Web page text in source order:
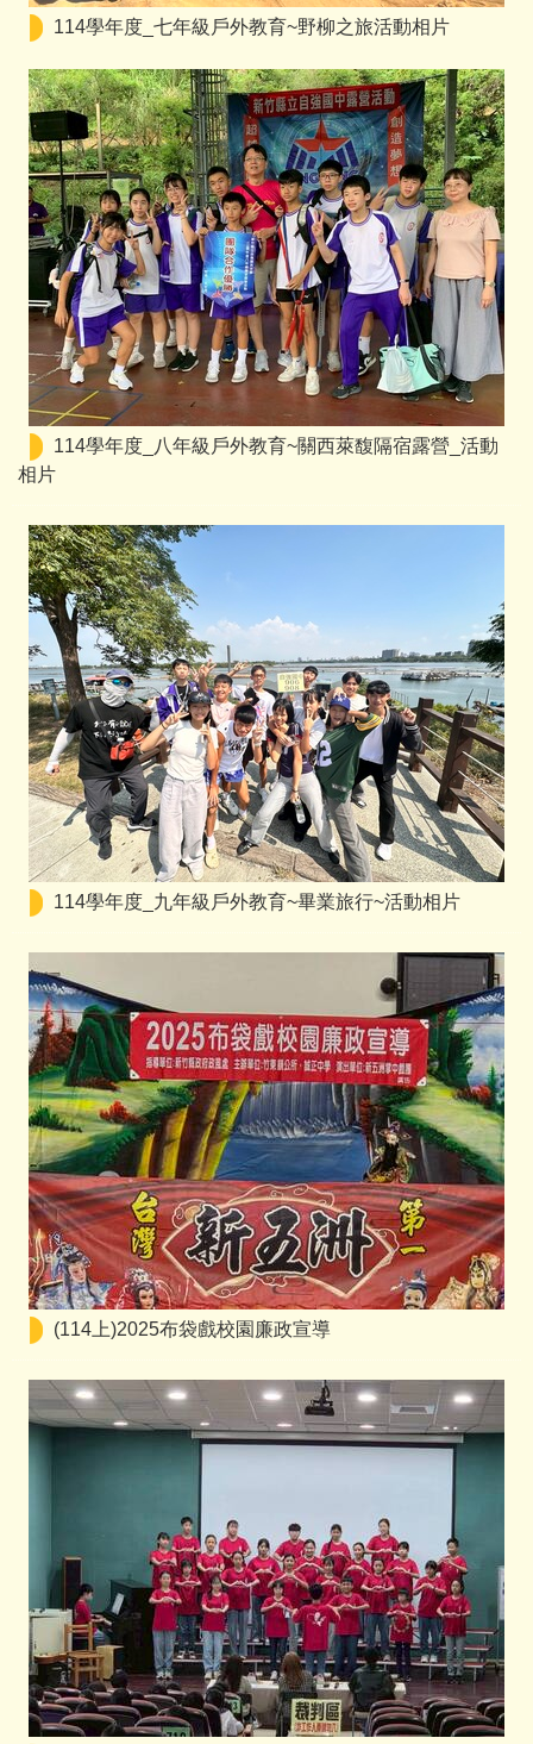
114學年度_七年級戶外教育~野柳之旅活動相片
114學年度_八年級戶外教育~關西萊馥隔宿露營_活動
相片
114學年度_九年級戶外教育~畢業旅行~活動相片
(114上)2025布袋戲校園廉政宣導